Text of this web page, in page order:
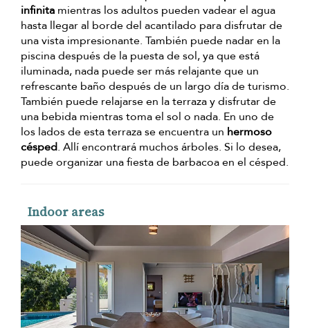
infinita mientras los adultos pueden vadear el agua
hasta llegar al borde del acantilado para disfrutar de
una vista impresionante. También puede nadar en la
piscina después de la puesta de sol, ya que está
iluminada, nada puede ser más relajante que un
refrescante baño después de un largo día de turismo.
También puede relajarse en la terraza y disfrutar de
una bebida mientras toma el sol o nada. En uno de
los lados de esta terraza se encuentra un hermoso
césped. Allí encontrará muchos árboles. Si lo desea,
puede organizar una fiesta de barbacoa en el césped.
Indoor areas